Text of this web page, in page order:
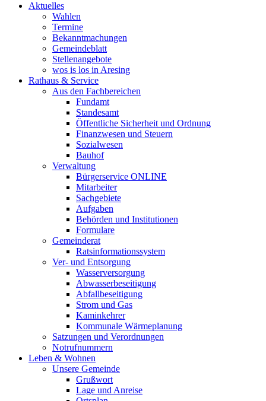
Aktuelles
Wahlen
Termine
Bekanntmachungen
Gemeindeblatt
Stellenangebote
wos is los in Aresing
Rathaus & Service
Aus den Fachbereichen
Fundamt
Standesamt
Öffentliche Sicherheit und Ordnung
Finanzwesen und Steuern
Sozialwesen
Bauhof
Verwaltung
Bürgerservice ONLINE
Mitarbeiter
Sachgebiete
Aufgaben
Behörden und Institutionen
Formulare
Gemeinderat
Ratsinformationssystem
Ver- und Entsorgung
Wasserversorgung
Abwasserbeseitigung
Abfallbeseitigung
Strom und Gas
Kaminkehrer
Kommunale Wärmeplanung
Satzungen und Verordnungen
Notrufnummern
Leben & Wohnen
Unsere Gemeinde
Grußwort
Lage und Anreise